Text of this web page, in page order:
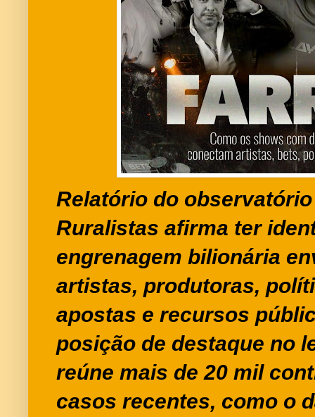
Relatório do
Ruralistas afirma ter
engrenagem bilionária
artistas, produtoras,
apostas e recursos
posição de destaque no
reúne mais de 20 mil
casos recentes, como o